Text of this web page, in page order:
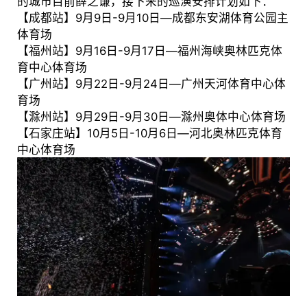
【成都站】9月9日-9月10日—成都东安湖体育公园主
体育场
【福州站】9月16日-9月17日—福州海峡奥林匹克体
育中心体育场
【广州站】9月22日-9月24日—广州天河体育中心体
育场
【滁州站】9月29日-9月30日—滁州奥体中心体育场
【石家庄站】10月5日-10月6日—河北奥林匹克体育
中心体育场